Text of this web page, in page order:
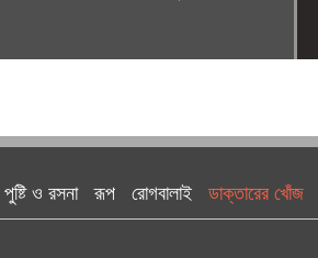
পুষ্টি ও রসনা রূপ রোগবালাই ডাক্তারের খোঁজ